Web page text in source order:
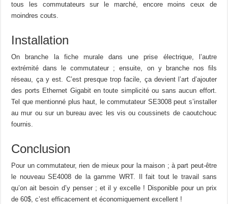
tous les commutateurs sur le marché, encore moins ceux de
moindres couts.
Installation
On branche la fiche murale dans une prise électrique, l’autre
extrémité dans le commutateur ; ensuite, on y branche nos fils
réseau, ça y est. C’est presque trop facile, ça devient l’art d’ajouter
des ports Ethernet Gigabit en toute simplicité ou sans aucun effort.
Tel que mentionné plus haut, le commutateur SE3008 peut s’installer
au mur ou sur un bureau avec les vis ou coussinets de caoutchouc
fournis.
Conclusion
Pour un commutateur, rien de mieux pour la maison ; à part peut-être
le nouveau SE4008 de la gamme WRT. Il fait tout le travail sans
qu’on ait besoin d’y penser ; et il y excelle ! Disponible pour un prix
de 60$, c’est efficacement et économiquement excellent !